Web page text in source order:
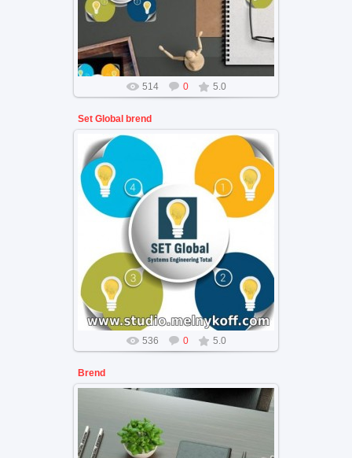
514 0 5.0
Set Global brend
Брендинг этикетки наклейки
енергетической компании
536 0 5.0
Brend